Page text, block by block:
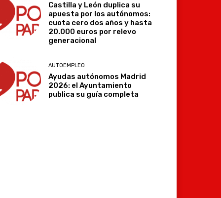
Castilla y León duplica su
apuesta por los autónomos:
cuota cero dos años y hasta
20.000 euros por relevo
generacional
AUTOEMPLEO
Ayudas autónomos Madrid
2026: el Ayuntamiento
publica su guía completa